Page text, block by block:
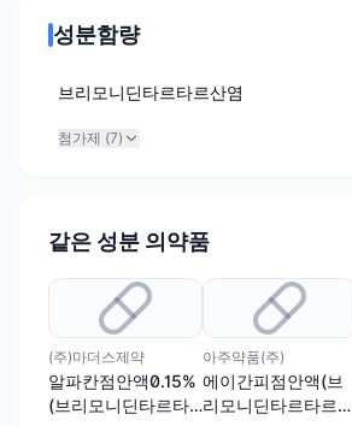
성분함량
브리모니딘타르타르산염
첨가제 (7)
같은 성분 의약품
(주)마더스제약
알파칸점안액0.15%
(브리모니딘타르타
아주약품(주)
에이간피점안액(브
리모니딘타르타르산